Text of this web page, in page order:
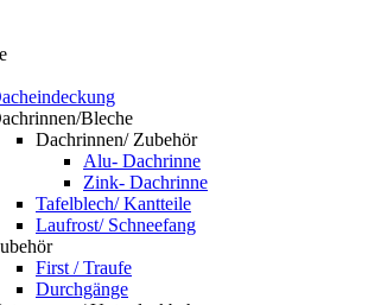
Bleche
Dachrinnen/ Zubehör
Alu- Dachrinne
Zink- Dachrinne
Tafelblech/ Kantteile
Laufrost/ Schneefang
First / Traufe
Durchgänge